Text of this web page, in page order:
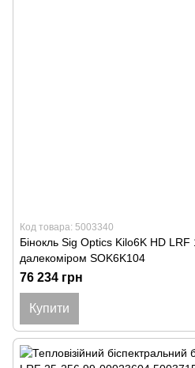
Код товара: 5003340
Бінокль Sig Optics Kilo6K HD
далекоміром SOK6K104
76 234 грн
Купити